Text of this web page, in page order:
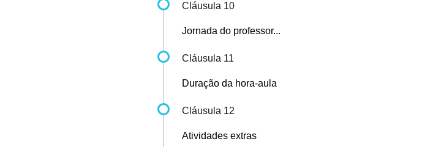
Cláusula 10
Jornada do professor...
Cláusula 11
Duração da hora-aula
Cláusula 12
Atividades extras